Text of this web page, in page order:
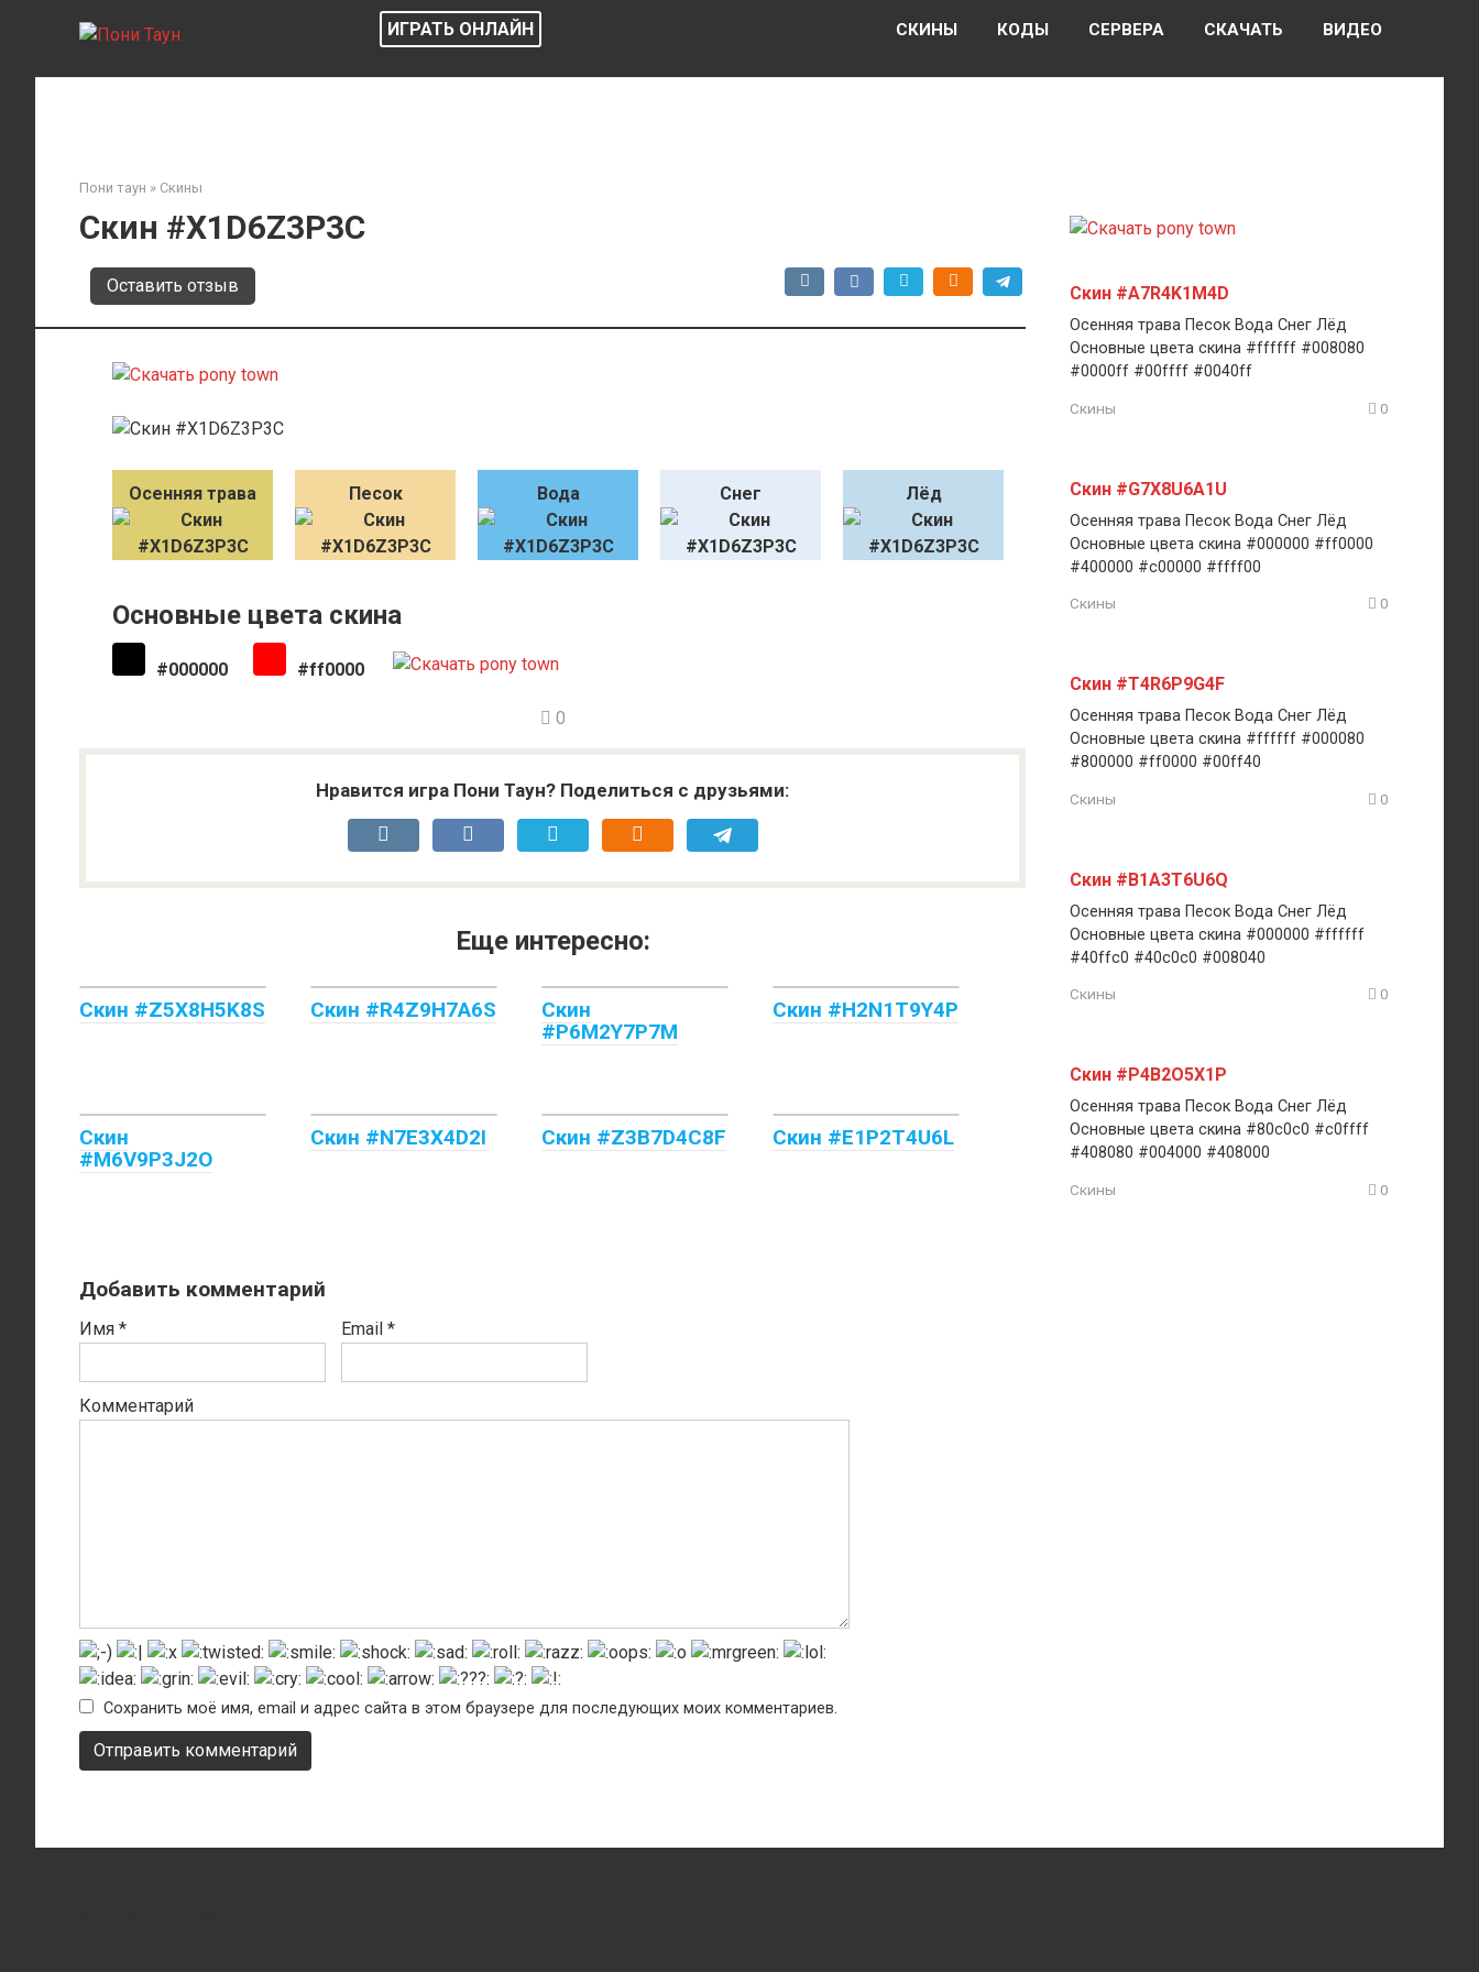
ИГРАТЬ ОНЛАЙН СКИНЫ КОДЫ СЕРВЕРА СКАЧАТЬ ВИДЕО
Пони таун » Скины
Скин #X1D6Z3P3C
Оставить отзыв
Осенняя трава Песок Вода Снег Лёд
Основные цвета скина
#000000 #ff0000
0
Нравится игра Пони Таун? Поделиться с друзьями:
Еще интересно:
Скин #Z5X8H5K8S Скин #R4Z9H7A6S
Скин
#P6M2Y7P7M
Скин #H2N1T9Y4P
Скин
#M6V9P3J2O
Скин #N7E3X4D2I Скин #Z3B7D4C8F Скин #E1P2T4U6L
Добавить комментарий
Имя * Email *
Комментарий
Сохранить моё имя, email и адрес сайта в этом браузере для последующих моих комментариев.
Скин #A7R4K1M4D
Осенняя трава Песок Вода Снег Лёд
Основные цвета скина #ffffff #008080
#0000ff #00ffff #0040ff
Скины 0
Скин #G7X8U6A1U
Осенняя трава Песок Вода Снег Лёд
Основные цвета скина #000000 #ff0000
#400000 #c00000 #ffff00
Скины 0
Скин #T4R6P9G4F
Осенняя трава Песок Вода Снег Лёд
Основные цвета скина #ffffff #000080
#800000 #ff0000 #00ff40
Скины 0
Скин #B1A3T6U6Q
Осенняя трава Песок Вода Снег Лёд
Основные цвета скина #000000 #ffffff
#40ffc0 #40c0c0 #008040
Скины 0
Скин #P4B2O5X1P
Осенняя трава Песок Вода Снег Лёд
Основные цвета скина #80c0c0 #c0ffff
#408080 #004000 #408000
Скины 0